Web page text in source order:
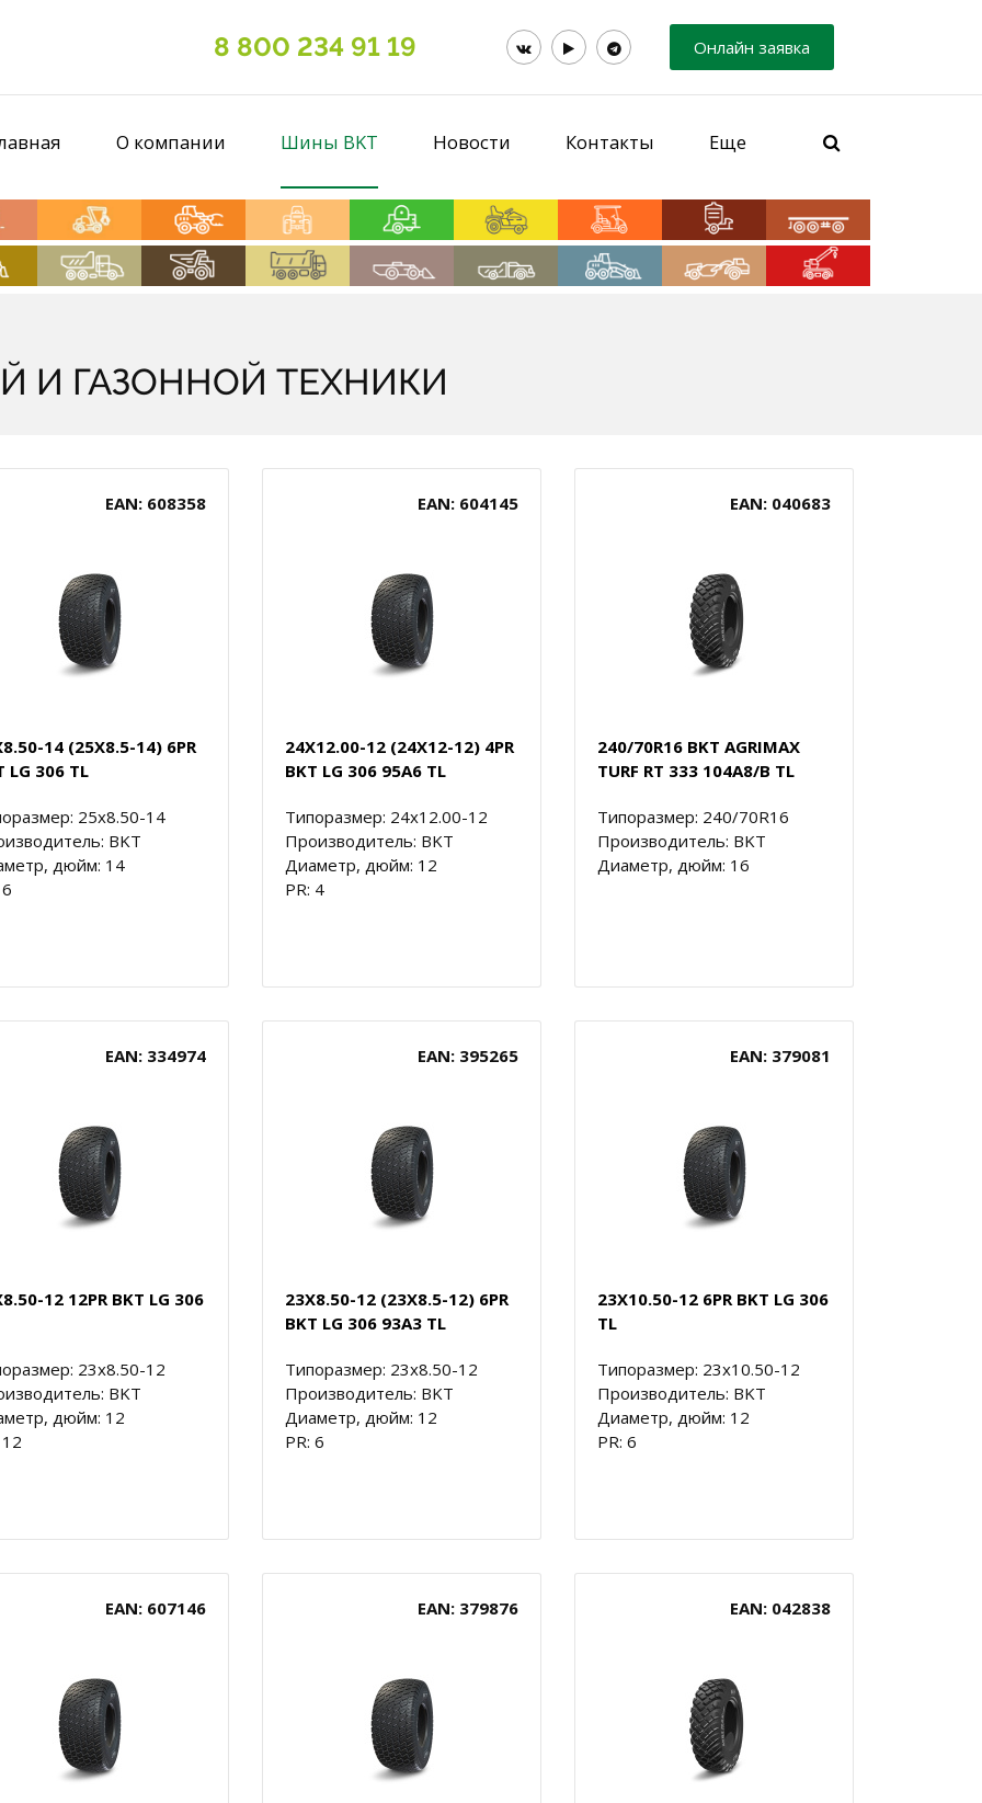
8 800 234 91 19 Онлайн заявка
О компании Шины BKT Новости Контакты Еще
И ГАЗОННОЙ ТЕХНИКИ
EAN: 608358
14 (25X8.5-14) 6PR
LG 306 TL
25x8.50-14
BKT
дюйм: 14
EAN: 604145
24X12.00-12 (24X12-12) 4PR
BKT LG 306 95A6 TL
Типоразмер: 24x12.00-12
Производитель: BKT
Диаметр, дюйм: 12
PR: 4
EAN: 040683
240/70R16 BKT AGRIMAX
TURF RT 333 104A8/B TL
Типоразмер: 240/70R16
Производитель: BKT
Диаметр, дюйм: 16
EAN: 334974
12 12PR BKT LG 306
23x8.50-12
BKT
дюйм: 12
EAN: 395265
23X8.50-12 (23X8.5-12) 6PR
BKT LG 306 93A3 TL
Типоразмер: 23x8.50-12
Производитель: BKT
Диаметр, дюйм: 12
PR: 6
EAN: 379081
23X10.50-12 6PR BKT LG 306
TL
Типоразмер: 23x10.50-12
Производитель: BKT
Диаметр, дюйм: 12
PR: 6
EAN: 607146 EAN: 379876 EAN: 042838